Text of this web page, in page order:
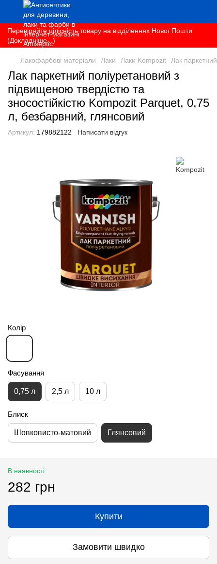
Перевіряйте цілісність товару на відділеннях Нової Пошти
(Докладніше...)
Лакофарбові матеріали Лаки Лаки Kompozit Лак
Лак паркетний поліуретановий з
підвищеною твердістю та
зносостійкістю Kompozit Parquet, 0,75
л, безбарвний, глянсовий
Артикул: 179882122 Написати відгук
Колір
Фасування
0,75 л 2,5 л 10 л
Блиск
Шовковисто-матовий Глянсовий
В наявності
282 грн
Купити
Замовити швидко